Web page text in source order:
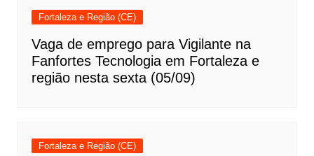
Fortaleza e Região (CE)
Vaga de emprego para Vigilante na
Fanfortes Tecnologia em Fortaleza e
região nesta sexta (05/09)
Fortaleza e Região (CE)